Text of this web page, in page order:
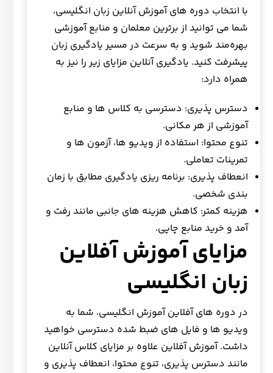
با انتخاب دوره های آموزش آنلاین زبان انگلیسی،
شما می توانید از برترین معلمان و منابع آموزشی
بهره‌مند شوید و به سرعت در مسیر یادگیری زبان
پیشرفت کنید. یادگیری آنلاین مزایای زیر را نیز به
همراه دارد:
دسترس پذیری: دسترسی به کلاس ها و منابع
آموزشی از هر مکانی.
تنوع محتوا: استفاده از ویدیو ها، آزمون ها و
تمرینات تعاملی.
انعطاف پذیری: برنامه ریزی یادگیری مطابق با زمان
بندی شخصی.
هزینه کمتر: کاهش هزینه های جانبی مانند رفت و
آمد و خرید منابع چاپی.
مزایایآموزش آفلاین
زبان انگلیسی
در دوره های آفلاین آموزش انگلیسی، شما به
ویدیو ها و فایل های ضبط شده دسترسی خواهید
داشت. آموزش آفلاین علاوه بر مزایای کلاس آنلاین
مانند دسترس پذیری، تنوع محتوا، انعطاف پذیری و